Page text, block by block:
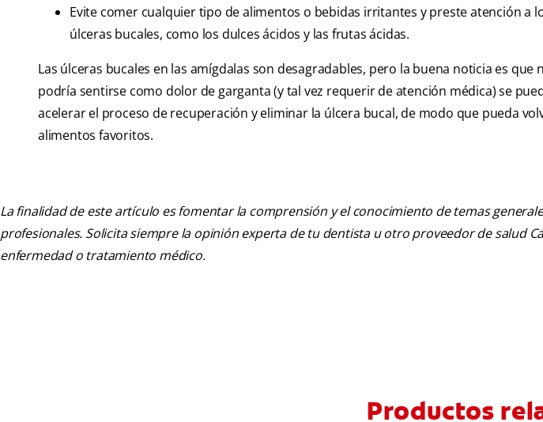
Evite comer cualquier tipo de alimentos o bebidas irritantes y preste atención a
úlceras bucales, como los dulces ácidos y las frutas ácidas.
Las úlceras bucales en las amígdalas son desagradables, pero la buena noticia es
podría sentirse como dolor de garganta (y tal vez requerir de atención médica) se
acelerar el proceso de recuperación y eliminar la úlcera bucal, de modo que pueda
alimentos favoritos.
La finalidad de este artículo es fomentar la comprensión y el conocimiento de temas
profesionales. Solicita siempre la opinión experta de tu dentista u otro proveedor de salud
enfermedad o tratamiento médico.
Productos